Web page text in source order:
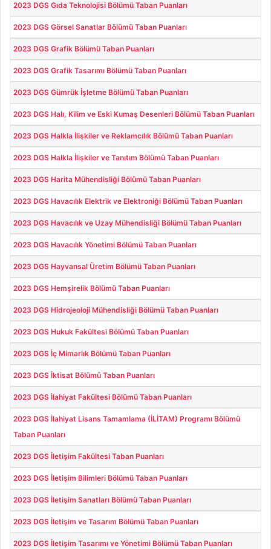
2023 DGS Gıda Teknolojisi Bölümü Taban Puanları
2023 DGS Görsel Sanatlar Bölümü Taban Puanları
2023 DGS Grafik Bölümü Taban Puanları
2023 DGS Grafik Tasarımı Bölümü Taban Puanları
2023 DGS Gümrük İşletme Bölümü Taban Puanları
2023 DGS Halı, Kilim ve Eski Kumaş Desenleri Bölümü Taban Puanları
2023 DGS Halkla İlişkiler ve Reklamcılık Bölümü Taban Puanları
2023 DGS Halkla İlişkiler ve Tanıtım Bölümü Taban Puanları
2023 DGS Harita Mühendisliği Bölümü Taban Puanları
2023 DGS Havacılık Elektrik ve Elektroniği Bölümü Taban Puanları
2023 DGS Havacılık ve Uzay Mühendisliği Bölümü Taban Puanları
2023 DGS Havacılık Yönetimi Bölümü Taban Puanları
2023 DGS Hayvansal Üretim Bölümü Taban Puanları
2023 DGS Hemşirelik Bölümü Taban Puanları
2023 DGS Hidrojeoloji Mühendisliği Bölümü Taban Puanları
2023 DGS Hukuk Fakültesi Bölümü Taban Puanları
2023 DGS İç Mimarlık Bölümü Taban Puanları
2023 DGS İktisat Bölümü Taban Puanları
2023 DGS İlahiyat Fakültesi Bölümü Taban Puanları
2023 DGS İlahiyat Lisans Tamamlama (İLİTAM) Programı Bölümü
Taban Puanları
2023 DGS İletişim Fakültesi Taban Puanları
2023 DGS İletişim Bilimleri Bölümü Taban Puanları
2023 DGS İletişim Sanatları Bölümü Taban Puanları
2023 DGS İletişim ve Tasarım Bölümü Taban Puanları
2023 DGS İletişim Tasarımı ve Yönetimi Bölümü Taban Puanları